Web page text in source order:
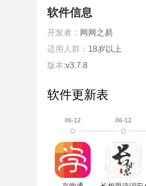
软件信息
开发者： 网网之易
适用人群： 18岁以上
版本:v3.7.8
软件更新表
06-12 06-12